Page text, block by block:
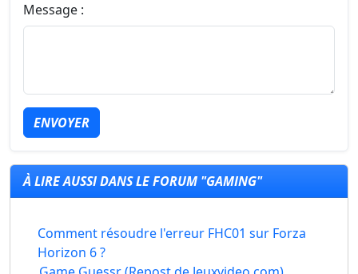
Message :
ENVOYER
À LIRE AUSSI DANS LE FORUM "GAMING"
Comment résoudre l'erreur FHC01 sur Forza
Horizon 6 ?